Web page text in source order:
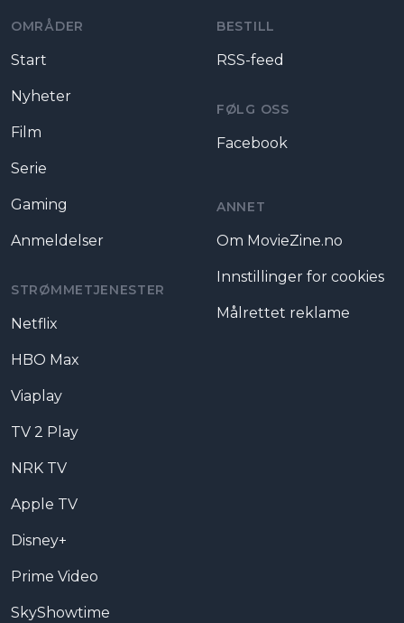
OMRÅDER
Start
Nyheter
Film
Serie
Gaming
Anmeldelser
STRØMMETJENESTER
Netflix
HBO Max
Viaplay
TV 2 Play
NRK TV
Apple TV
Disney+
Prime Video
SkyShowtime
BESTILL
RSS-feed
FØLG OSS
Facebook
ANNET
Om MovieZine.no
Innstillinger for cookies
Målrettet reklame